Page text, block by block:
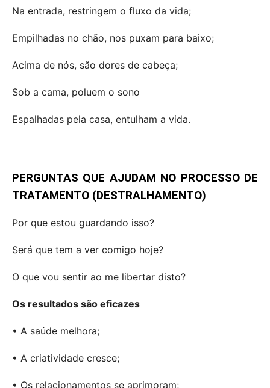
Na entrada, restringem o fluxo da vida;
Empilhadas no chão, nos puxam para baixo;
Acima de nós, são dores de cabeça;
Sob a cama, poluem o sono
Espalhadas pela casa, entulham a vida.
PERGUNTAS QUE AJUDAM NO PROCESSO DE
TRATAMENTO (DESTRALHAMENTO)
Por que estou guardando isso?
Será que tem a ver comigo hoje?
O que vou sentir ao me libertar disto?
Os resultados são eficazes
• A saúde melhora;
• A criatividade cresce;
• Os relacionamentos se aprimoram;